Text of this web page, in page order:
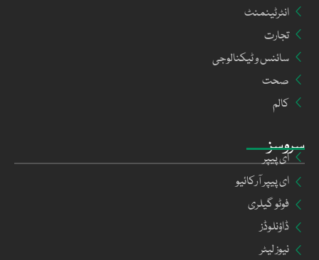
سروسز
ای پیپر
ای پیپر آرکائیو
فوٹو گیلری
ڈاؤنلوڈز
نیوز لیٹر
انٹرٹینمنٹ
تجارت
سائنس و ٹیکنالوجی
صحت
کالم